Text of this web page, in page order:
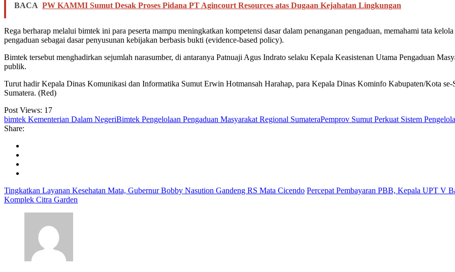
BACA PW KAMMI Sumut Desak Proses Pidana PT Agincourt Resources atas Dugaan Kejahatan Lingkungan
Rega berharap melalui bimtek ini para peserta mampu meningkatkan kompetensi dasar dalam penanganan pengaduan, memahami tata
pengaduan sebagai dasar penyusunan kebijakan berbasis bukti (evidence-based policy).
Bimtek tersebut menghadirkan sejumlah narasumber, di antaranya Patnuaji Agus Indrato selaku Kepala Keasistenan Utama Pengaduan
publik.
Turut hadir Kepala Dinas Komunikasi dan Informatika Sumut Erwin Hotmansah Harahap, para Kepala Dinas Kominfo Kabupaten/Kota se-
Sumatera. (Red)
Post Views: 17
bimtek Kementerian Dalam NegeriBimtek Pengelolaan Pengaduan Masyarakat Regional SumateraPemprov Sumut Perkuat Sistem
Share:
Tingkatkan Layanan Kesehatan Mata, Gubernur Bobby Nasution Gandeng RS Mata Cicendo Percepat Pembayaran PBB, Kepala UPT V
Komplek Citra Garden